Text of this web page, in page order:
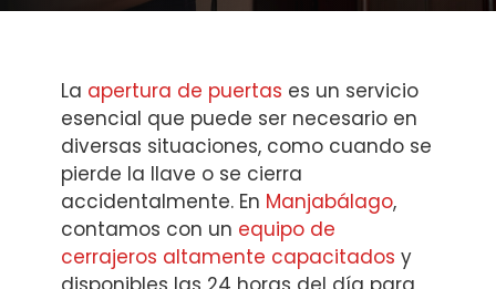
La apertura de puertas es un servicio
esencial que puede ser necesario en
diversas situaciones, como cuando se
pierde la llave o se cierra
accidentalmente. En Manjabálago,
contamos con un equipo de
cerrajeros altamente capacitados y